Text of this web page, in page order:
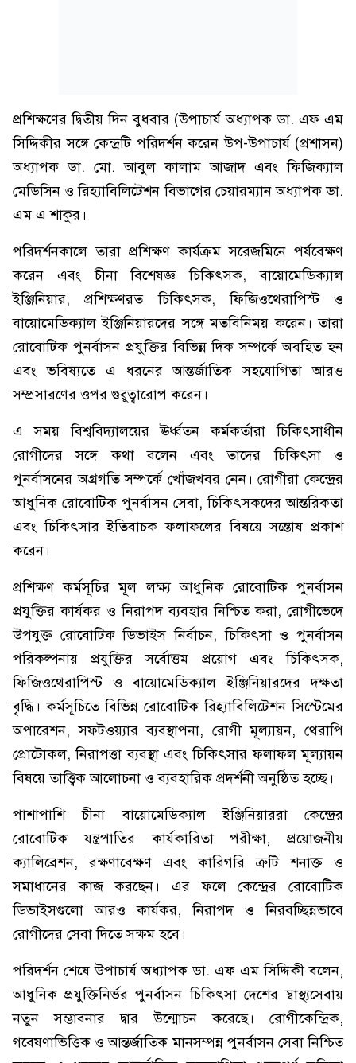
প্রশিক্ষণের দ্বিতীয় দিন বুধবার (উপাচার্য অধ্যাপক ডা. এফ এম
সিদ্দিকীর সঙ্গে কেন্দ্রটি পরিদর্শন করেন উপ-উপাচার্য (প্রশাসন)
অধ্যাপক ডা. মো. আবুল কালাম আজাদ এবং ফিজিক্যাল
মেডিসিন ও রিহ্যাবিলিটেশন বিভাগের চেয়ারম্যান অধ্যাপক ডা.
এম এ শাকুর।
পরিদর্শনকালে তারা প্রশিক্ষণ কার্যক্রম সরেজমিনে পর্যবেক্ষণ
করেন এবং চীনা বিশেষজ্ঞ চিকিৎসক, বায়োমেডিক্যাল
ইঞ্জিনিয়ার, প্রশিক্ষণরত চিকিৎসক, ফিজিওথেরাপিস্ট ও
বায়োমেডিক্যাল ইঞ্জিনিয়ারদের সঙ্গে মতবিনিময় করেন। তারা
রোবোটিক পুনর্বাসন প্রযুক্তির বিভিন্ন দিক সম্পর্কে অবহিত হন
এবং ভবিষ্যতে এ ধরনের আন্তর্জাতিক সহযোগিতা আরও
সম্প্রসারণের ওপর গুরুত্বারোপ করেন।
এ সময় বিশ্ববিদ্যালয়ের ঊর্ধ্বতন কর্মকর্তারা চিকিৎসাধীন
রোগীদের সঙ্গে কথা বলেন এবং তাদের চিকিৎসা ও
পুনর্বাসনের অগ্রগতি সম্পর্কে খোঁজখবর নেন। রোগীরা কেন্দ্রের
আধুনিক রোবোটিক পুনর্বাসন সেবা, চিকিৎসকদের আন্তরিকতা
এবং চিকিৎসার ইতিবাচক ফলাফলের বিষয়ে সন্তোষ প্রকাশ
করেন।
প্রশিক্ষণ কর্মসূচির মূল লক্ষ্য আধুনিক রোবোটিক পুনর্বাসন
প্রযুক্তির কার্যকর ও নিরাপদ ব্যবহার নিশ্চিত করা, রোগীভেদে
উপযুক্ত রোবোটিক ডিভাইস নির্বাচন, চিকিৎসা ও পুনর্বাসন
পরিকল্পনায় প্রযুক্তির সর্বোত্তম প্রয়োগ এবং চিকিৎসক,
ফিজিওথেরাপিস্ট ও বায়োমেডিক্যাল ইঞ্জিনিয়ারদের দক্ষতা
বৃদ্ধি। কর্মসূচিতে বিভিন্ন রোবোটিক রিহ্যাবিলিটেশন সিস্টেমের
অপারেশন, সফটওয়্যার ব্যবস্থাপনা, রোগী মূল্যায়ন, থেরাপি
প্রোটোকল, নিরাপত্তা ব্যবস্থা এবং চিকিৎসার ফলাফল মূল্যায়ন
বিষয়ে তাত্ত্বিক আলোচনা ও ব্যবহারিক প্রদর্শনী অনুষ্ঠিত হচ্ছে।
পাশাপাশি চীনা বায়োমেডিক্যাল ইঞ্জিনিয়াররা কেন্দ্রের
রোবোটিক যন্ত্রপাতির কার্যকারিতা পরীক্ষা, প্রয়োজনীয়
ক্যালিব্রেশন, রক্ষণাবেক্ষণ এবং কারিগরি ত্রুটি শনাক্ত ও
সমাধানের কাজ করছেন। এর ফলে কেন্দ্রের রোবোটিক
ডিভাইসগুলো আরও কার্যকর, নিরাপদ ও নিরবচ্ছিন্নভাবে
রোগীদের সেবা দিতে সক্ষম হবে।
পরিদর্শন শেষে উপাচার্য অধ্যাপক ডা. এফ এম সিদ্দিকী বলেন,
আধুনিক প্রযুক্তিনির্ভর পুনর্বাসন চিকিৎসা দেশের স্বাস্থ্যসেবায়
নতুন সম্ভাবনার দ্বার উন্মোচন করেছে। রোগীকেন্দ্রিক,
গবেষণাভিত্তিক ও আন্তর্জাতিক মানসম্পন্ন পুনর্বাসন সেবা নিশ্চিত